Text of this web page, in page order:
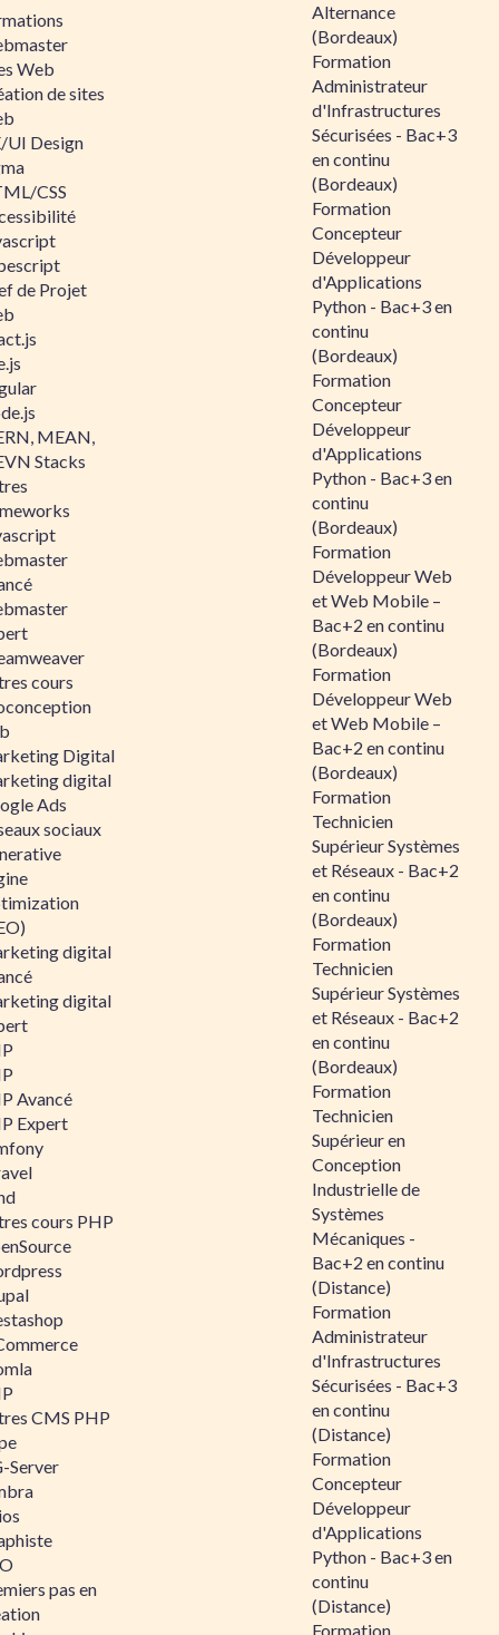
Web
de sites
UI Design
CSS
de Projet
MEAN,
Stacks
cours
Digital
digital
Ads
sociaux
digital
digital
Avancé
Expert
cours PHP
CMS PHP
Server
pas en
Alternance
(Bordeaux)
Formation
Administrateur
d'Infrastructures
Sécurisées - Bac+3
en continu
(Bordeaux)
Formation
Concepteur
Développeur
d'Applications
Python - Bac+3 en
continu
(Bordeaux)
Formation
Concepteur
Développeur
d'Applications
Python - Bac+3 en
continu
(Bordeaux)
Formation
Développeur Web
et Web Mobile –
Bac+2 en continu
(Bordeaux)
Formation
Développeur Web
et Web Mobile –
Bac+2 en continu
(Bordeaux)
Formation
Technicien
Supérieur Systèmes
et Réseaux - Bac+2
en continu
(Bordeaux)
Formation
Technicien
Supérieur Systèmes
et Réseaux - Bac+2
en continu
(Bordeaux)
Formation
Technicien
Supérieur en
Conception
Industrielle de
Systèmes
Mécaniques -
Bac+2 en continu
(Distance)
Formation
Administrateur
d'Infrastructures
Sécurisées - Bac+3
en continu
(Distance)
Formation
Concepteur
Développeur
d'Applications
Python - Bac+3 en
continu
(Distance)
Formation